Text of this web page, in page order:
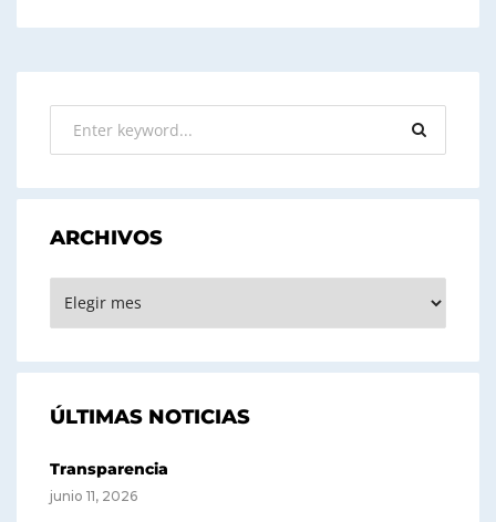
ARCHIVOS
ÚLTIMAS NOTICIAS
Transparencia
junio 11, 2026